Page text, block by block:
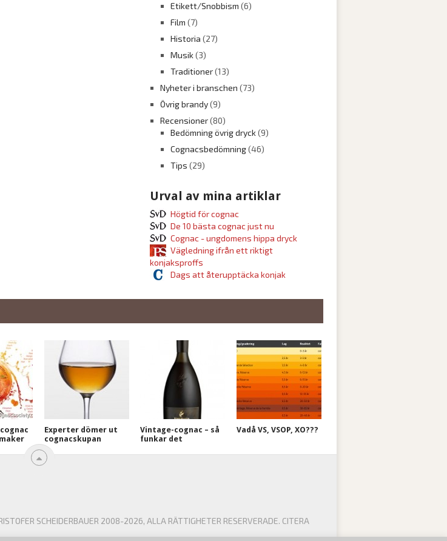
Etikett/Snobbism (6)
Film (7)
Historia (27)
Musik(3)
Traditioner(13)
Nyheter i branschen (73)
Övrig brandy(9)
Recensioner(80)
Bedömning övrig dryck(9)
Cognacsbedömning(46)
Tips (29)
Urval av mina artiklar
Högtid för cognac
De 10 bästa cognac just nu
Cognac - ungdomens hippa dryck
Vägledning ifrån ett riktigt
konjaksproffs
Dags att återupptäcka konjak
Experter dömer ut
cognacskupan
Vintage-cognac – så
funkar det
Vadå VS, VSOP, XO???
SCHEIDERBAUER 2008-2026, ALLA RÄTTIGHETER RESERVERADE. CITERA